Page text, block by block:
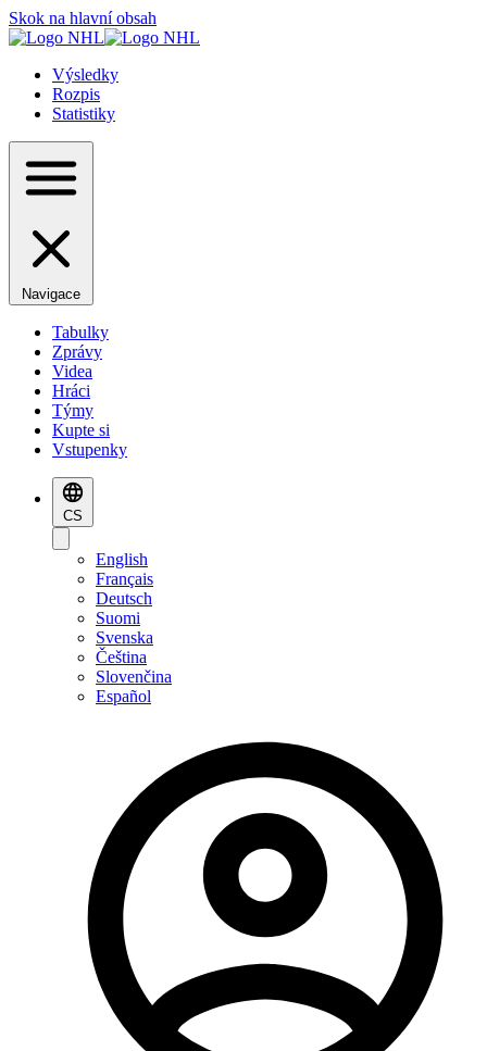
Skok na hlavní obsah
Výsledky
Rozpis
Statistiky
Navigace
Tabulky
Zprávy
Videa
Hráci
Týmy
Kupte si
Vstupenky
CS
English
Français
Deutsch
Suomi
Svenska
Čeština
Slovenčina
Español